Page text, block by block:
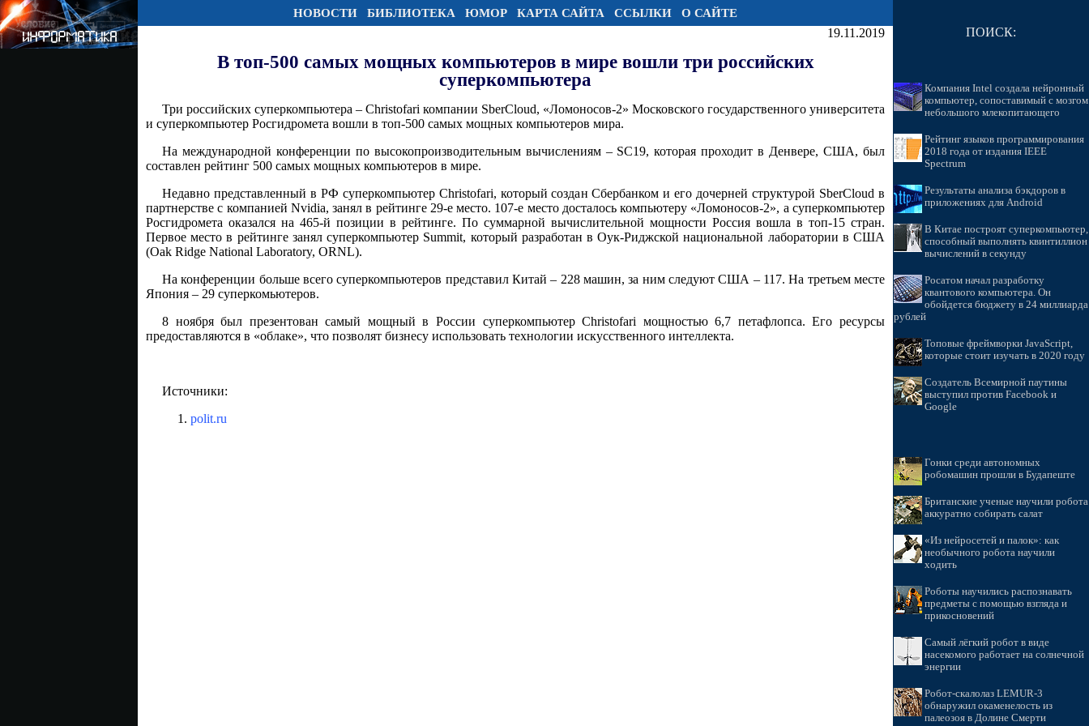
НОВОСТИ БИБЛИОТЕКА ЮМОР КАРТА САЙТА ССЫЛКИ О САЙТЕ
19.11.2019
В топ-500 самых мощных компьютеров в мире вошли три российских
суперкомпьютера
Три российских суперкомпьютера – Christofari компании SberCloud, «Ломоносов-2» Московского государственного университета
и суперкомпьютер Росгидромета вошли в топ-500 самых мощных компьютеров мира.
На международной конференции по высокопроизводительным вычислениям – SC19, которая проходит в Денвере, США, был
составлен рейтинг 500 самых мощных компьютеров в мире.
Недавно представленный в РФ суперкомпьютер Christofari, который создан Сбербанком и его дочерней структурой SberCloud в
партнерстве с компанией Nvidia, занял в рейтинге 29-е место. 107-е место досталось компьютеру «Ломоносов-2», а суперкомпьютер
Росгидромета оказался на 465-й позиции в рейтинге. По суммарной вычислительной мощности Россия вошла в топ-15 стран.
Первое место в рейтинге занял суперкомпьютер Summit, который разработан в Оук-Риджской национальной лаборатории в США
(Oak Ridge National Laboratory, ORNL).
На конференции больше всего суперкомпьютеров представил Китай – 228 машин, за ним следуют США – 117. На третьем месте
Япония – 29 суперкомьютеров.
8 ноября был презентован самый мощный в России суперкомпьютер Christofari мощностью 6,7 петафлопса. Его ресурсы
предоставляются в «облаке», что позволят бизнесу использовать технологии искусственного интеллекта.
Источники:
polit.ru
ПОИСК:
Компания Intel создала нейронный
компьютер, сопоставимый с мозгом
небольшого млекопитающего
Рейтинг языков программирования
2018 года от издания IEEE
Spectrum
Результаты анализа бэкдоров в
приложениях для Android
В Китае построят суперкомпьютер,
способный выполнять квинтиллион
вычислений в секунду
Росатом начал разработку
квантового компьютера. Он
обойдется бюджету в 24 миллиарда
рублей
Топовые фреймворки JavaScript,
которые стоит изучать в 2020 году
Создатель Всемирной паутины
выступил против Facebook и
Google
Гонки среди автономных
робомашин прошли в Будапеште
Британские ученые научили робота
аккуратно собирать салат
«Из нейросетей и палок»: как
необычного робота научили
ходить
Роботы научились распознавать
предметы с помощью взгляда и
прикосновений
Самый лёгкий робот в виде
насекомого работает на солнечной
энергии
Робот-скалолаз LEMUR-3
обнаружил окаменелость из
палеозоя в Долине Смерти